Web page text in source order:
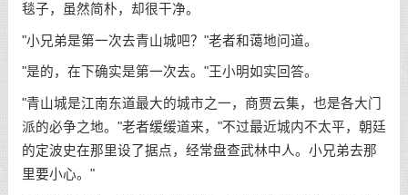
毯子，虽然简朴，却很干净。
"小兄弟是第一次去青山城吧？"老者和蔼地问道。
"是的，在下确实是第一次去。"王小明如实回答。
"青山城是江南东道最大的城市之一，商贾云集，也是各大门
派的必争之地。"老者缓缓道来，"不过最近城内不太平，朝廷
的定波史在那里设了据点，经常盘查武林中人。小兄弟去那
里要小心。"